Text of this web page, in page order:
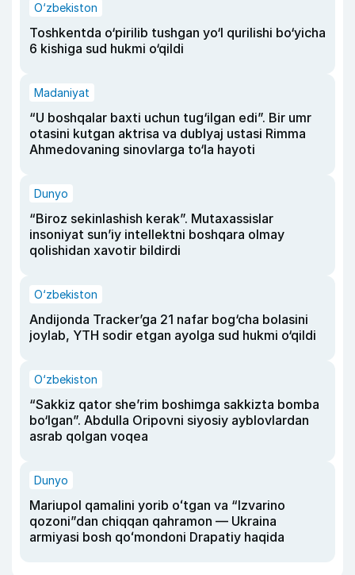
O‘zbekiston
Toshkentda o‘pirilib tushgan yo‘l qurilishi bo‘yicha
6 kishiga sud hukmi o‘qildi
Madaniyat
“U boshqalar baxti uchun tug‘ilgan edi”. Bir umr
otasini kutgan aktrisa va dublyaj ustasi Rimma
Ahmedovaning sinovlarga to‘la hayoti
Dunyo
“Biroz sekinlashish kerak”. Mutaxassislar
insoniyat sun’iy intellektni boshqara olmay
qolishidan xavotir bildirdi
O‘zbekiston
Andijonda Tracker’ga 21 nafar bog‘cha bolasini
joylab, YTH sodir etgan ayolga sud hukmi o‘qildi
O‘zbekiston
“Sakkiz qator she’rim boshimga sakkizta bomba
bo‘lgan”. Abdulla Oripovni siyosiy ayblovlardan
asrab qolgan voqea
Dunyo
Mariupol qamalini yorib oʻtgan va “Izvarino
qozoni”dan chiqqan qahramon — Ukraina
armiyasi bosh qoʻmondoni Drapatiy haqida